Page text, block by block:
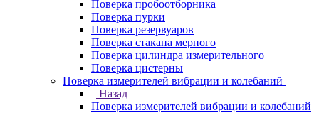
Поверка пробоотборника
Поверка пурки
Поверка резервуаров
Поверка стакана мерного
Поверка цилиндра измерительного
Поверка цистерны
Поверка измерителей вибрации и колебаний
Назад
Поверка измерителей вибрации и колебаний